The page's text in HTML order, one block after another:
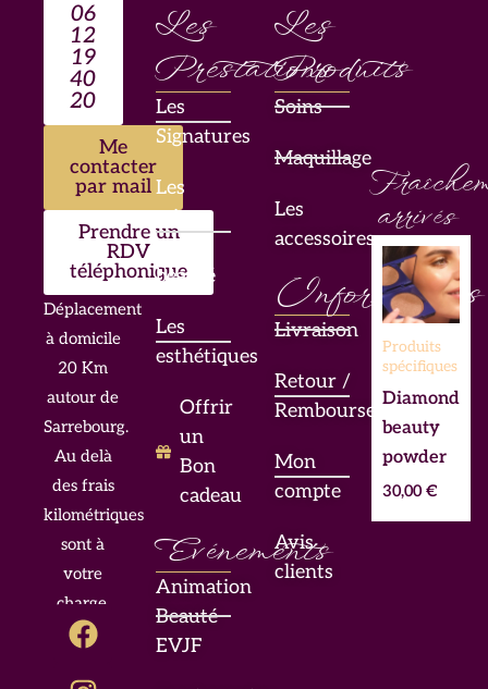
06
12
19
40
20
Me
contacter
par mail
Prendre un
RDV
téléphonique
Déplacement
à domicile
20 Km
autour de
Sarrebourg.
Au delà
des frais
kilométriques
sont à
votre
charge.
F
a
c
I
n
s
L
i
n
Les
Prestations
Les
Signatures
Les
mises
en
beauté
Les
esthétiques
Offrir
un
Bon
cadeau
Evénements
Animation
Beauté
EVJF
Les
Produits
Soins
Maquillage
Les
accessoires
Informations
Livraison
Retour /
Remboursement
Mon
compte
Avis
clients
arrivés
Produits
spécifiques
Diamond
beauty
powder
30,00€